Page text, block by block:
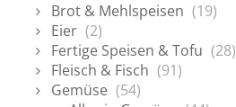
Brot & Mehlspeisen (19)
Eier (2)
Fertige Speisen & Tofu (28)
Fleisch & Fisch (91)
Gemüse (54)